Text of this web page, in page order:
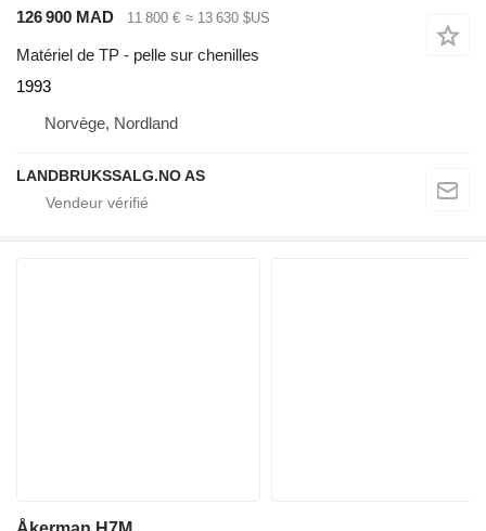
126 900 MAD
11 800 € ≈ 13 630 $US
Matériel de TP - pelle sur chenilles
1993
Norvège, Nordland
LANDBRUKSSALG.NO AS